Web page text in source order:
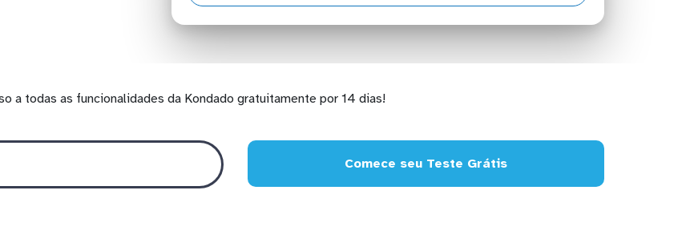
a todas as funcionalidades da Kondado gratuitamente por 14 dias!
Comece seu Teste Grátis